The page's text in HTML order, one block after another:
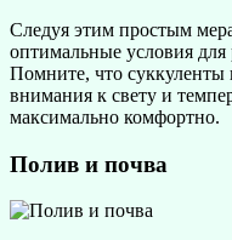
Следуя этим простым
оптимальные условия для
Помните, что суккуленты
внимания к свету и
максимально комфортно.
Полив и почва